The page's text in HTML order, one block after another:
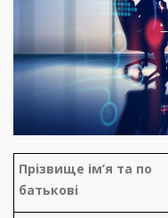
Прізвище ім’я та по
батькові